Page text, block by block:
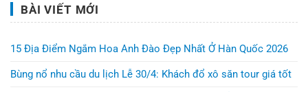
BÀI VIẾT MỚI
15 Địa Điểm Ngắm Hoa Anh Đào Đẹp Nhất Ở Hàn Quốc 2026
Bùng nổ nhu cầu du lịch Lễ 30/4: Khách đổ xô săn tour giá tốt